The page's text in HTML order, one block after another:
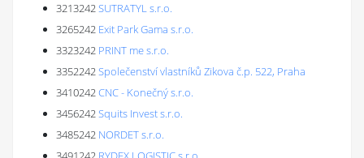
3213242SUTRATYL s.r.o.
3265242 Exit Park Gama s.r.o.
3323242 PRINT me s.r.o.
3352242Společenství vlastníků Zikova č.p. 522, Praha
3410242CNC - Konečný s.r.o.
3456242Squits Invest s.r.o.
3485242 NORDET s.r.o.